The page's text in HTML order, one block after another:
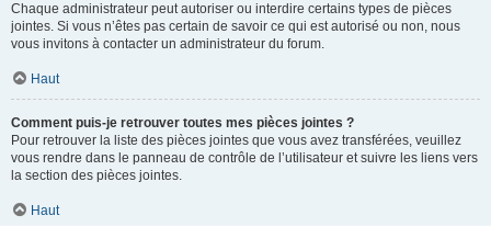
Chaque administrateur peut autoriser ou interdire certains types de pièces
jointes. Si vous n’êtes pas certain de savoir ce qui est autorisé ou non, nous
vous invitons à contacter un administrateur du forum.
Haut
Comment puis-je retrouver toutes mes pièces jointes ?
Pour retrouver la liste des pièces jointes que vous avez transférées, veuillez
vous rendre dans le panneau de contrôle de l’utilisateur et suivre les liens vers
la section des pièces jointes.
Haut